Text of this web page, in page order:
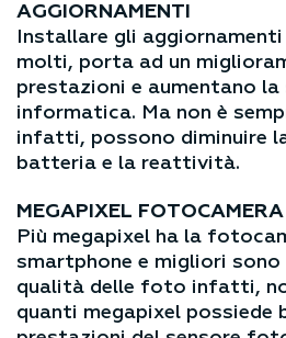
AGGIORNAMENTI
Installare gli
molti, porta ad un
prestazioni e aumentano la
informatica. Ma non è
infatti, possono diminuire
batteria e la reattività.
MEGAPIXEL FOTOCAMERA
Più megapixel ha la
smartphone e migliori
qualità delle foto infatti,
quanti megapixel possiede